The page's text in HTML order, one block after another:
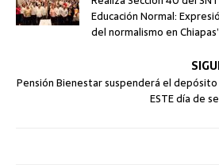
Educación Normal:
del normalismo en
Pensión Bienestar suspenderá el
ESTE día de